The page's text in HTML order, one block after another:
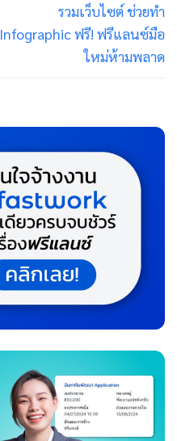
รวมเว็บไซต์ ช่วยทำ
Infographic ฟรี! ฟรีแลนซ์มือ
ใหม่ห้ามพลาด